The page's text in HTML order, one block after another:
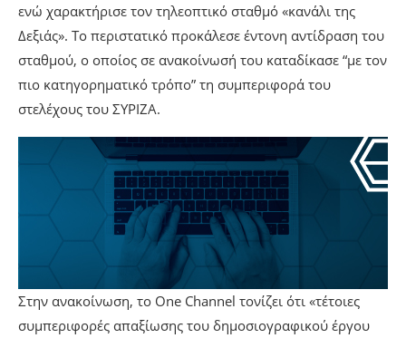
ενώ χαρακτήρισε τον τηλεοπτικό σταθμό «κανάλι της
Δεξιάς». Το περιστατικό προκάλεσε έντονη αντίδραση του
σταθμού, ο οποίος σε ανακοίνωσή του καταδίκασε “με τον
πιο κατηγορηματικό τρόπο” τη συμπεριφορά του
στελέχους του ΣΥΡΙΖΑ.
Στην ανακοίνωση, το One Channel τονίζει ότι «τέτοιες
συμπεριφορές απαξίωσης του δημοσιογραφικού έργου